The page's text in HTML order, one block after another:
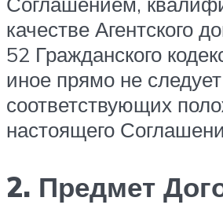
качестве Агентского
52 Гражданского
иное прямо не
соответствующих
настоящего
2. Предмет